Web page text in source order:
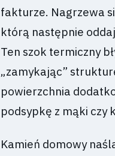
fakturze. Nagrzewa
którą następnie
Ten szok termiczny
„zamykając”
powierzchnia
podsypkę z mąki czy
Kamień domowy